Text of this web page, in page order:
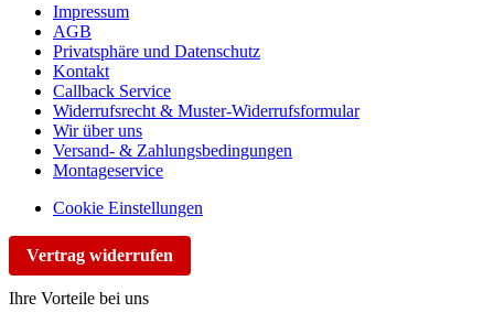
Impressum
AGB
Privatsphäre und Datenschutz
Kontakt
Callback Service
Widerrufsrecht & Muster-Widerrufsformular
Wir über uns
Versand- & Zahlungsbedingungen
Montageservice
Cookie Einstellungen
Vertrag widerrufen
Ihre Vorteile bei uns